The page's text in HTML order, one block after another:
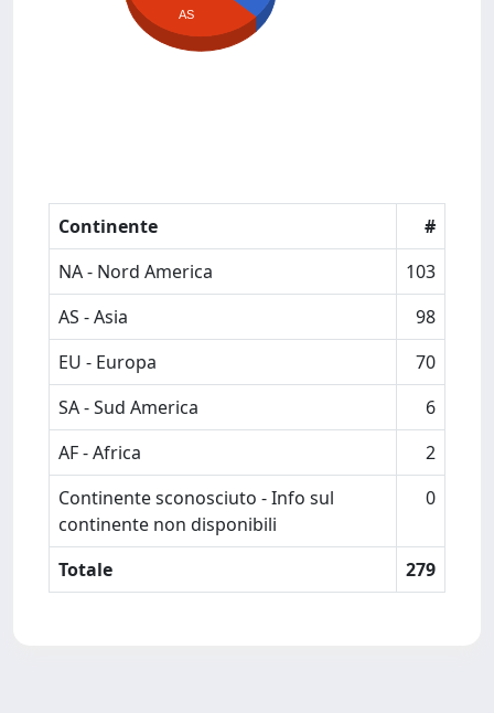
AS
Continente
#
NA - Nord America
103
AS - Asia
98
EU - Europa
70
SA - Sud America
6
AF - Africa
2
Continente sconosciuto - Info sul
continente non disponibili
0
Totale 279